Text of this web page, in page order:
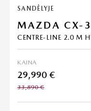
SANDĖLYJE
MAZDA CX-
CENTRE-LINE 2.0 M
KAINA
29,990 €
33,890 €